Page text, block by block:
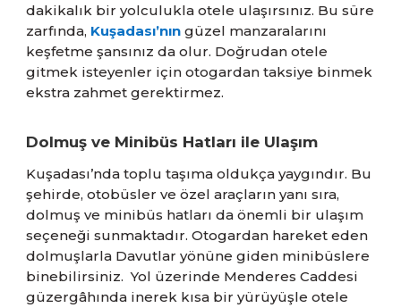
dakikalık bir yolculukla otele ulaşırsınız. Bu süre
zarfında, Kuşadası’nıngüzel manzaralarını
keşfetme şansınız da olur. Doğrudan otele
gitmek isteyenler için otogardan taksiye binmek
ekstra zahmet gerektirmez.
Dolmuş ve Minibüs Hatları ile Ulaşım
Kuşadası’nda toplu taşıma oldukça yaygındır. Bu
şehirde, otobüsler ve özel araçların yanı sıra,
dolmuş ve minibüs hatları da önemli bir ulaşım
seçeneği sunmaktadır. Otogardan hareket eden
dolmuşlarla Davutlar yönüne giden minibüslere
binebilirsiniz. Yol üzerinde Menderes Caddesi
güzergâhında inerek kısa bir yürüyüşle otele